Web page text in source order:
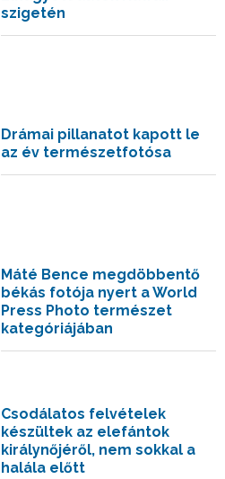
szigetén
Drámai pillanatot kapott le
az év természetfotósa
Máté Bence megdöbbentő
békás fotója nyert a World
Press Photo természet
kategóriájában
Csodálatos felvételek
készültek az elefántok
királynőjéről, nem sokkal a
halála előtt